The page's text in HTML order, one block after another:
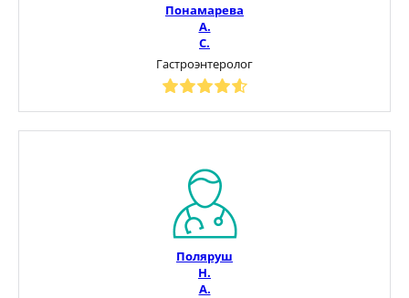
Понамарева
А.
С.
Гастроэнтеролог
Поляруш
Н.
А.